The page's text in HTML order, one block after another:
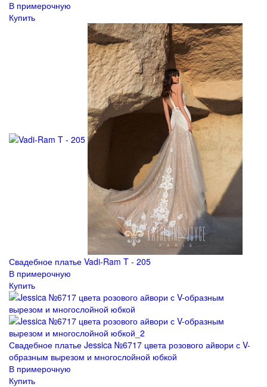
В примерочную
Купить
Свадебное платье Vadi-Ram T - 205
В примерочную
Купить
Свадебное платье Jessica №6717 цвета розового айвори с V-
образным вырезом и многослойной юбкой
В примерочную
Купить